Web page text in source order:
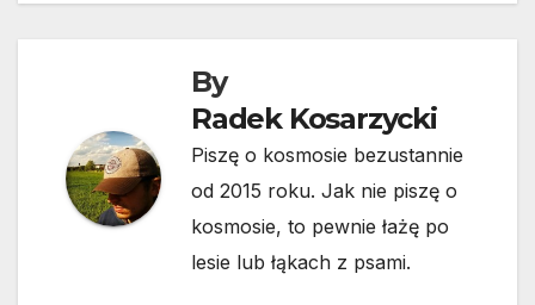
By
Radek Kosarzycki
Piszę o kosmosie bezustannie
od 2015 roku. Jak nie piszę o
kosmosie, to pewnie łażę po
lesie lub łąkach z psami.